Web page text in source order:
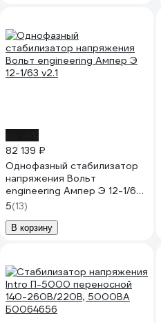
82 139 ₽
Однофазный стабилизатор
напряжения Вольт
engineering Ампер Э 12-1/63
v2.1
5(13)
В корзину